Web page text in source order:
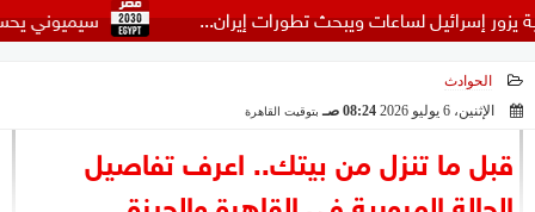
السياسة
الرئاسة
سيميوني يحسم لساعات ويبحث تطورات إيران...
الحوادث
الإثنين، 6 يوليو 2026
08:24 صـ بتوقيت القاهرة
قبل ما تنزل من بيتك.. اعرف تفاصيل